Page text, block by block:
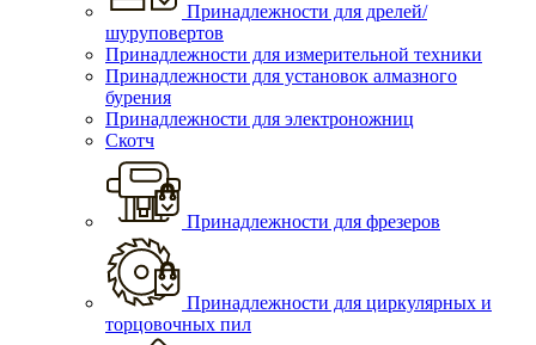
Принадлежности для дрелей/
шуруповертов
Принадлежности для измерительной техники
Принадлежности для установок алмазного
бурения
Принадлежности для электроножниц
Скотч
Принадлежности для фрезеров
Принадлежности для циркулярных и
торцовочных пил